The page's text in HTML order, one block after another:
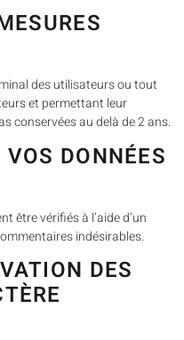
des utilisateurs ou tout
et permettant leur
conservées au delà de 2 ans.
DONNÉES
être vérifiés à l’aide d’un
indésirables.
DES